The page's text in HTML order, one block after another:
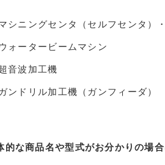
シニングセンタ（セルフセンタ）
ォータービームマシン
音波加工機
ガンドリル加工機（ガンフィーダ）
的な商品名や型式がお分かりの場合